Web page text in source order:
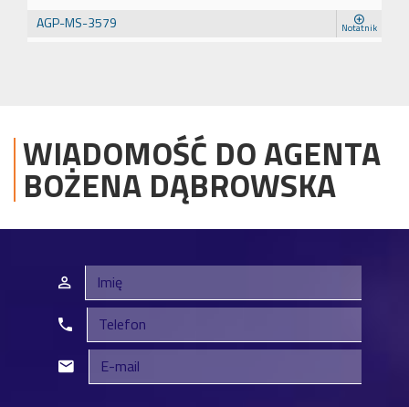
AGP-MS-3579 Notatnik
WIADOMOŚĆ DO AGENTA
BOŻENA DĄBROWSKA